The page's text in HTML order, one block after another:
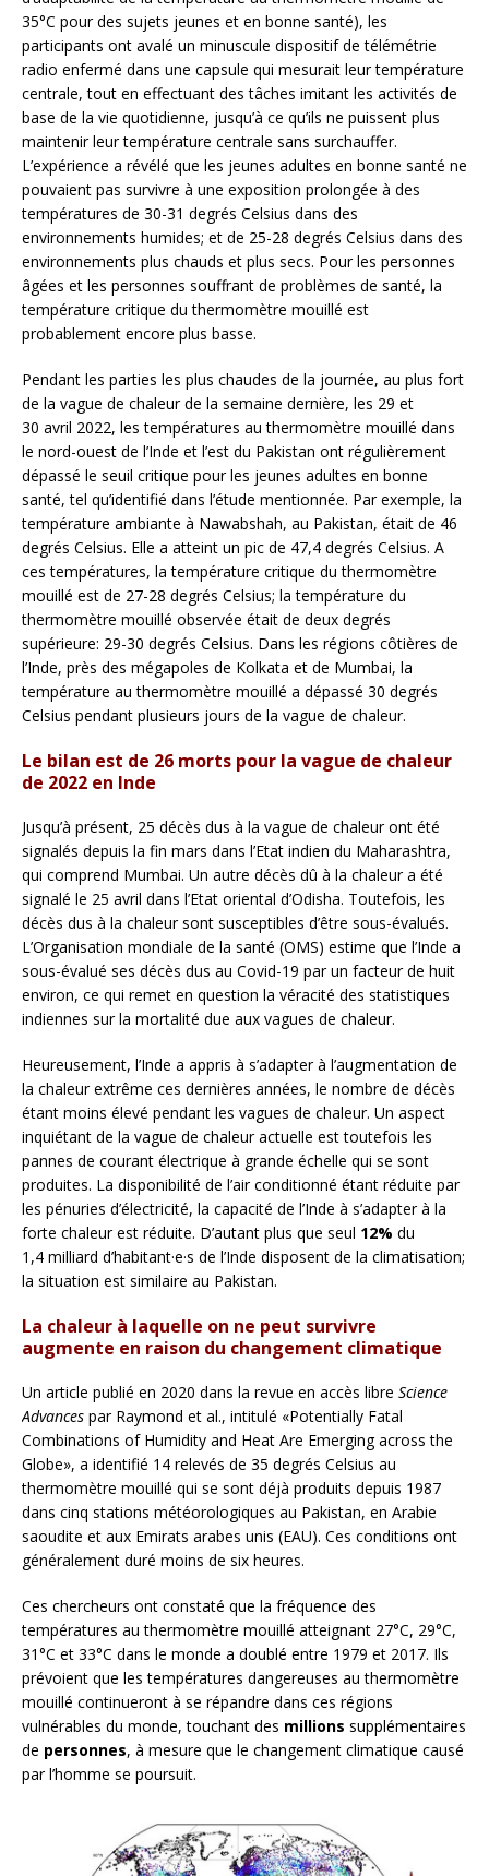
35°C pour des sujets jeunes et en bonne santé), les
participants ont avalé un minuscule dispositif de télémétrie
radio enfermé dans une capsule qui mesurait leur température
centrale, tout en effectuant des tâches imitant les activités de
base de la vie quotidienne, jusqu’à ce qu’ils ne puissent plus
maintenir leur température centrale sans surchauffer.
L’expérience a révélé que les jeunes adultes en bonne santé ne
pouvaient pas survivre à une exposition prolongée à des
températures de 30-31 degrés Celsius dans des
environnements humides; et de 25-28 degrés Celsius dans des
environnements plus chauds et plus secs. Pour les personnes
âgées et les personnes souffrant de problèmes de santé, la
température critique du thermomètre mouillé est
probablement encore plus basse.
Pendant les parties les plus chaudes de la journée, au plus fort
de la vague de chaleur de la semaine dernière, les 29 et
30 avril 2022, les températures au thermomètre mouillé dans
le nord-ouest de l’Inde et l’est du Pakistan ont régulièrement
dépassé le seuil critique pour les jeunes adultes en bonne
santé, tel qu’identifié dans l’étude mentionnée. Par exemple, la
température ambiante à Nawabshah, au Pakistan, était de 46
degrés Celsius. Elle a atteint un pic de 47,4 degrés Celsius. A
ces températures, la température critique du thermomètre
mouillé est de 27-28 degrés Celsius; la température du
thermomètre mouillé observée était de deux degrés
supérieure: 29-30 degrés Celsius. Dans les régions côtières de
l’Inde, près des mégapoles de Kolkata et de Mumbai, la
température au thermomètre mouillé a dépassé 30 degrés
Celsius pendant plusieurs jours de la vague de chaleur.
Le bilan est de 26 morts pour la vague de chaleur
de 2022 en Inde
Jusqu’à présent, 25 décès dus à la vague de chaleur ont été
signalés depuis la fin mars dans l’Etat indien du Maharashtra,
qui comprend Mumbai. Un autre décès dû à la chaleur a été
signalé le 25 avril dans l’Etat oriental d’Odisha. Toutefois, les
décès dus à la chaleur sont susceptibles d’être sous-évalués.
L’Organisation mondiale de la santé (OMS) estime que l’Inde a
sous-évalué ses décès dus au Covid-19 par un facteur de huit
environ, ce qui remet en question la véracité des statistiques
indiennes sur la mortalité due aux vagues de chaleur.
Heureusement, l’Inde a appris à s’adapter à l’augmentation de
la chaleur extrême ces dernières années, le nombre de décès
étant moins élevé pendant les vagues de chaleur. Un aspect
inquiétant de la vague de chaleur actuelle est toutefois les
pannes de courant électrique à grande échelle qui se sont
produites. La disponibilité de l’air conditionné étant réduite par
les pénuries d’électricité, la capacité de l’Inde à s’adapter à la
forte chaleur est réduite. D’autant plus que seul 12% du
1,4 milliard d’habitant·e·s de l’Inde disposent de la climatisation;
la situation est similaire au Pakistan.
La chaleur à laquelle on ne peut survivre
augmente en raison du changement climatique
Un article publié en 2020 dans la revue en accès libre Science
Advances par Raymond et al., intitulé «Potentially Fatal
Combinations of Humidity and Heat Are Emerging across the
Globe», a identifié 14 relevés de 35 degrés Celsius au
thermomètre mouillé qui se sont déjà produits depuis 1987
dans cinq stations météorologiques au Pakistan, en Arabie
saoudite et aux Emirats arabes unis (EAU). Ces conditions ont
généralement duré moins de six heures.
Ces chercheurs ont constaté que la fréquence des
températures au thermomètre mouillé atteignant 27°C, 29°C,
31°C et 33°C dans le monde a doublé entre 1979 et 2017. Ils
prévoient que les températures dangereuses au thermomètre
mouillé continueront à se répandre dans ces régions
vulnérables du monde, touchant des millions supplémentaires
de personnes, à mesure que le changement climatique causé
par l’homme se poursuit.